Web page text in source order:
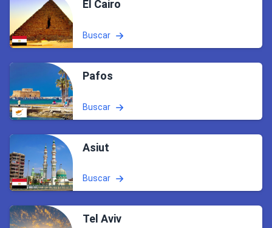
El Cairo
Buscar
Pafos
Buscar
Asiut
Buscar
Tel Aviv